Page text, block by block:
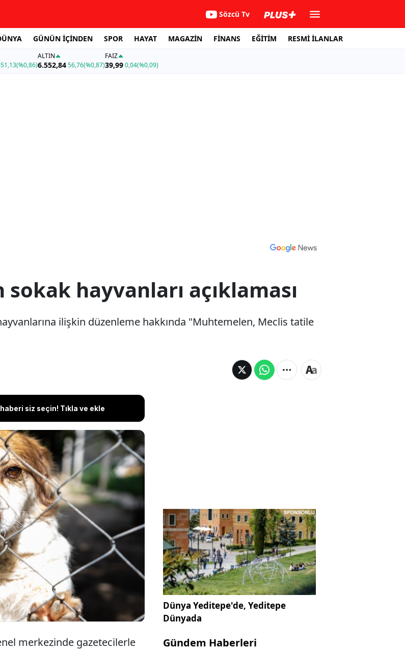
Sözcü Tv
GÜNÜN İÇİNDEN SPOR HAYAT MAGAZİN FİNANS EĞİTİM RESMİ İLANLAR
(%0,86)
ALTIN
6.552,8456,76(%0,87)
FAİZ
39,990,04(%0,09)
hayvanları açıklaması
ilişkin düzenleme hakkında "Muhtemelen, Meclis tatile
siz seçin! Tıkla ve ekle
Efkan Ala, sokak hayvanlarına
"Muhtemelen, Meclis tatile
göreceğiz" dedi.
merkezinde gazetecilerle
Dünya Yeditepe'de, Yeditepe
Dünyada
Gündem Haberleri